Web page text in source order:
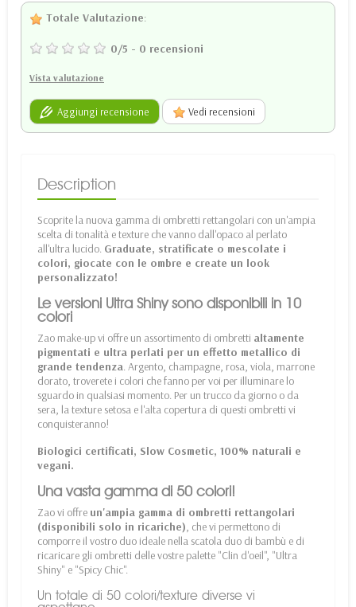
Totale Valutazione:
0/5 - 0 recensioni
Vista valutazione
Aggiungi recensione Vedi recensioni
Description
Scoprite la nuova gamma di ombretti rettangolari con un'ampia
scelta di tonalità e texture che vanno dall'opaco al perlato
all'ultra lucido. Graduate, stratificate o mescolate i
colori, giocate con le ombre e create un look
personalizzato!
Le versioni Ultra Shiny sono disponibili in 10
colori
Zao make-up vi offre un assortimento di ombretti altamente
pigmentati e ultra perlati per un effetto metallico di
grande tendenza. Argento, champagne, rosa, viola, marrone
dorato, troverete i colori che fanno per voi per illuminare lo
sguardo in qualsiasi momento. Per un trucco da giorno o da
sera, la texture setosa e l'alta copertura di questi ombretti vi
conquisteranno!
Biologici certificati, Slow Cosmetic, 100% naturali e
vegani.
Una vasta gamma di 50 colori!
Zao vi offre un'ampia gamma di ombretti rettangolari
(disponibili solo in ricariche), che vi permettono di
comporre il vostro duo ideale nella scatola duo di bambù e di
ricaricare gli ombretti delle vostre palette "Clin d'oeil", "Ultra
Shiny" e "Spicy Chic".
Un totale di 50 colori/texture diverse vi